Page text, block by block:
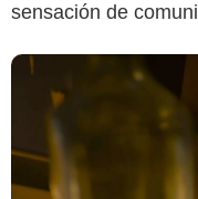
sensación de